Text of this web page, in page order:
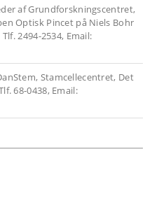
af Grundforskningscentret,
Optisk Pincet på Niels Bohr
2494-2534, Email:
Stamcellecentret, Det
68-0438, Email: